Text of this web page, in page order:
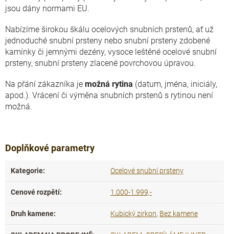
jsou dány normami EU.
Nabízíme širokou škálu ocelových snubních prstenů, ať už
jednoduché snubní prsteny nebo snubní prsteny zdobené
kamínky či jemnými dezény, vysoce leštěné ocelové snubní
prsteny, snubní prsteny zlacené povrchovou úpravou.
Na přání zákazníka je možná rytina (datum, jména, iniciály,
apod.). Vrácení či výměna snubních prstenů s rytinou není
možná.
Doplňkové parametry
Kategorie: Ocelové snubní prsteny
Cenové rozpětí: 1.000-1.999,-
Druh kamene: Kubický zirkon, Bez kamene